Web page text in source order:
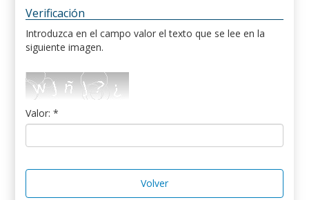
Verificación
Introduzca en el campo valor el texto que se lee en la
siguiente imagen.
Valor: *
Volver